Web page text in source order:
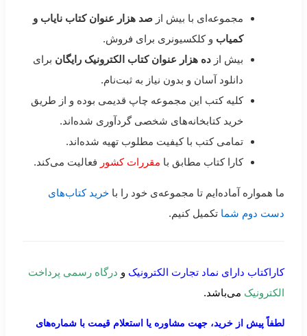
مجموعه‌ای با بیش از صد هزار عنوان کتاب نایاب و
کمیاب و کلکسیونری برای فروش.
بیش از ده هزار عنوان کتاب الکترونیک رایگان برای
دانلود آسان و بدون نیاز به ثبت‌نام.
کلیه کتب این مجموعه چاپ قدیمی بوده و از طریق
خرید کتابخانه‌های شخصی گردآوری شده‌اند.
تمامی کتب با کیفیت مطلوب تهیه شده‌اند.
کارا کتاب مطابق با مقررات کشور فعالیت می‌کند.
ما همواره آماده‌ایم تا مجموعه‌ی خود را با خرید کتاب‌های
دست دوم شما تکمیل کنیم.
کاراکتاب دارای نماد تجارت الکترونیک و درگاه رسمی پرداخت
الکترونیک می‌باشد.
لطفاً پیش از خرید، جهت مشاوره یا استعلام قیمت با شماره‌های